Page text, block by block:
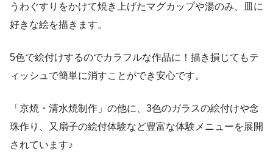
うわぐすりをかけて焼き上げたマグカップや湯のみ、皿に
好きな絵を描きます。
5色で絵付けするのでカラフルな作品に！描き損じてもテ
ィッシュで簡単に消すことができ安心です。
「京焼・清水焼制作」の他に、3色のガラスの絵付けや念
珠作り、又扇子の絵付体験など豊富な体験メニューを展開
されています♪